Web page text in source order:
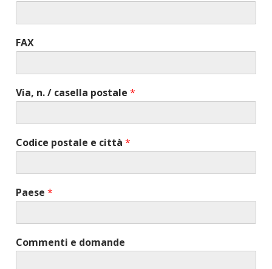
FAX
Via, n. / casella postale *
Codice postale e città *
Paese *
Commenti e domande